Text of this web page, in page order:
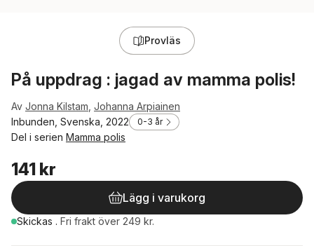
Provläs
På uppdrag : jagad av mamma polis!
Av Jonna Kilstam Johanna Arpiainen
Inbunden, Svenska, 2022
0-3 år
Del i serien Mamma polis
141 kr
Lägg i varukorg
Skickas . Fri frakt över 249 kr.